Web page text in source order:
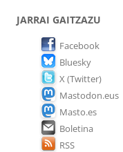
JARRAI GAITZAZU
Facebook
Bluesky
X (Twitter)
Mastodon.eus
Masto.es
Boletina
RSS